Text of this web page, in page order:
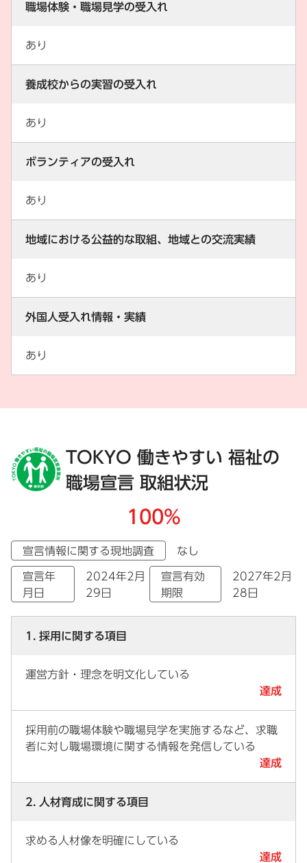
職場体験・職場見学の受入れ
あり
養成校からの実習の受入れ
あり
ボランティアの受入れ
あり
地域における公益的な取組、地域との交流実績
あり
外国人受入れ情報・実績
あり
TOKYO 働きやすい 福祉の
職場宣言 取組状況
100%
宣言情報に関する現地調査 なし
宣言年
月日
2024年2月
29日
宣言有効
期限
2027年2月
28日
1. 採用に関する項目
運営方針・理念を明文化している
達成
採用前の職場体験や職場見学を実施するなど、求職
者に対し職場環境に関する情報を発信している
達成
2. 人材育成に関する項目
求める人材像を明確にしている
達成